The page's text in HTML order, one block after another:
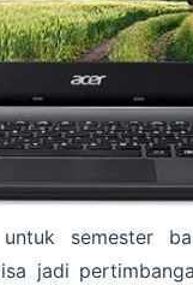
semester
jadi